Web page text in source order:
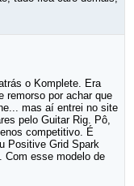
o Komplete. Era
remorso por achar que
mas aí entrei no site
pelo Guitar Rig. Pô,
competitivo. É
Positive Grid Spark
Com esse modelo de